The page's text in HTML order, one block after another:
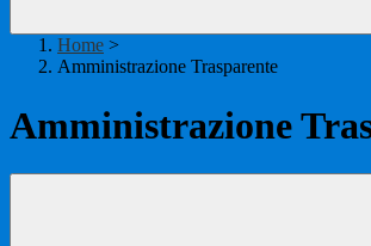
Home >
Amministrazione Trasparente
Amministrazione